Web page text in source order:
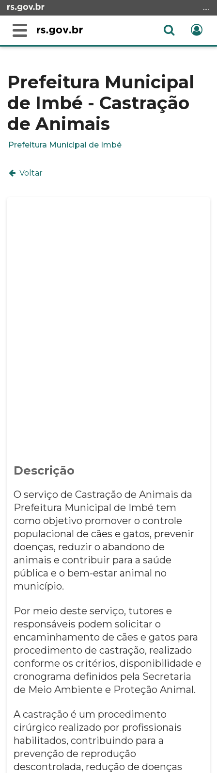
para
conteúdo
menu
para
busca
Alterna
Abrir
conteúdo
Prefeitura Municipal
de Imbé - Castração
de Animais
Prefeitura Municipal de Imbé
Voltar
Descrição
O serviço de Castração de Animais da
Prefeitura Municipal de Imbé tem
como objetivo promover o controle
populacional de cães e gatos, prevenir
doenças, reduzir o abandono de
animais e contribuir para a saúde
pública e o bem-estar animal no
município.
Por meio deste serviço, tutores e
responsáveis podem solicitar o
encaminhamento de cães e gatos para
procedimento de castração, realizado
conforme os critérios, disponibilidade e
cronograma definidos pela Secretaria
de Meio Ambiente e Proteção Animal.
A castração é um procedimento
cirúrgico realizado por profissionais
habilitados, contribuindo para a
prevenção de reprodução
descontrolada, redução de doenças